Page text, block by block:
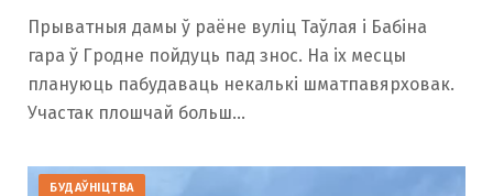
Прыватныя дамы ў раёне вуліц Таўлая і Бабіна
гара ў Гродне пойдуць пад знос. На іх месцы
плануюць пабудаваць некалькі шматпавярховак.
Участак плошчай больш…
БУДАЎНІЦТВА